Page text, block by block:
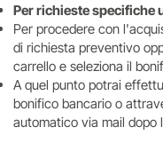
Per richieste specifiche
Per procedere con
di richiesta preventivo
carrello e seleziona il
A quel punto potrai
bonifico bancario o
automatico via mail dopo